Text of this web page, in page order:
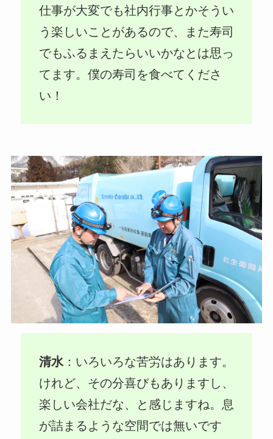
仕事が大変でも社内行事とかそうい
う楽しいことがあるので、また寿司
でもふるまえたらいいかなとは思っ
てます。僕の寿司を食べてくださ
い！
清水：いろいろな苦労はあります。
けれど、その分喜びもありますし、
楽しい会社だな、と感じますね。息
が詰まるような空間では無いです